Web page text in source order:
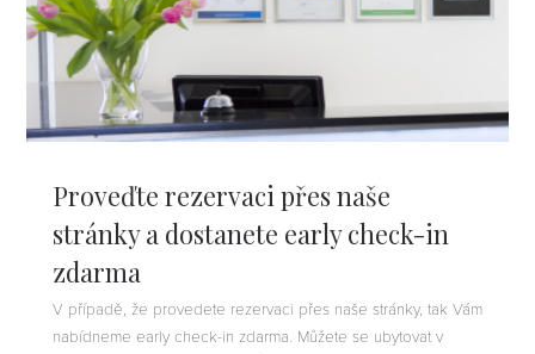
Proveďte rezervaci přes naše
stránky a dostanete early check-in
zdarma
V případě, že provedete rezervaci přes naše stránky, tak Vám
nabídneme early check-in zdarma. Můžete se ubytovat v